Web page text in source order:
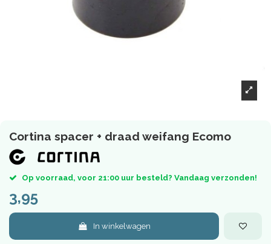
Cortina spacer + draad weifang Ecomo
Op voorraad, voor 21:00 uur besteld? Vandaag verzonden!
3,95
In winkelwagen